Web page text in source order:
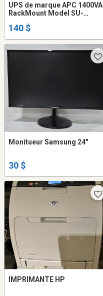
UPS de marque APC 1400VA
RackMount Model SU-
140 $
Monitueur Samsung 24"
30 $
IMPRIMANTE HP